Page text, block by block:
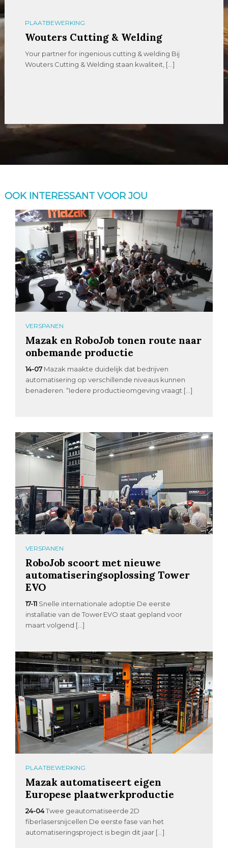
PLAATBEWERKING
Wouters Cutting & Welding
Your partner for ingenious cutting & welding Bij
Wouters Cutting & Welding staan kwaliteit, […]
OOK INTERESSANT VOOR JOU
VERSPANEN
Mazak en RoboJob tonen route naar
onbemande productie
14-07 Mazak maakte duidelijk dat bedrijven
automatisering op verschillende niveaus kunnen
benaderen. “Iedere productieomgeving vraagt […]
VERSPANEN
RoboJob scoort met nieuwe
automatiseringsoplossing Tower
EVO
17-11 Snelle internationale adoptie De eerste
installatie van de Tower EVO staat gepland voor
maart volgend […]
PLAATBEWERKING
Mazak automatiseert eigen
Europese plaatwerkproductie
24-04Twee geautomatiseerde 2D
fiberlasersnijcellen De eerste fase van het
automatiseringsproject is begin dit jaar […]